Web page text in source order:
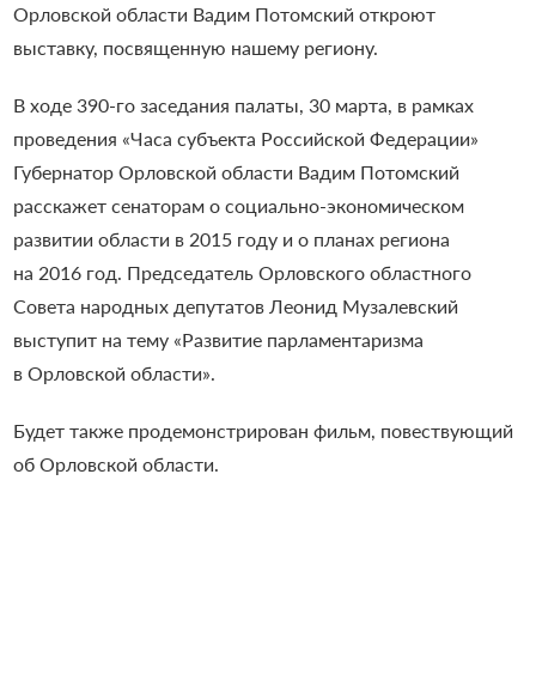
Орловской области Вадим Потомский откроют
выставку, посвященную нашему региону.
В ходе 390-го заседания палаты, 30 марта, в рамках
проведения «Часа субъекта Российской Федерации»
Губернатор Орловской области Вадим Потомский
расскажет сенаторам о социально-экономическом
развитии области в 2015 году и о планах региона
на 2016 год. Председатель Орловского областного
Совета народных депутатов Леонид Музалевский
выступит на тему «Развитие парламентаризма
в Орловской области».
Будет также продемонстрирован фильм, повествующий
об Орловской области.